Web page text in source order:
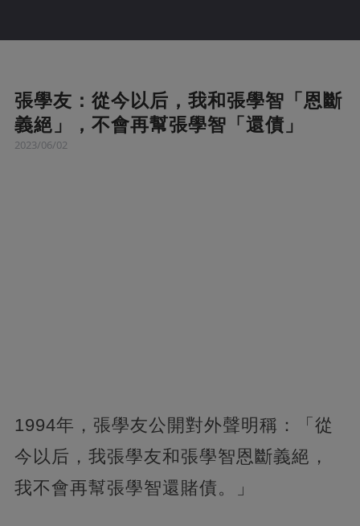
張學友：從今以后，我和張學智「恩斷
義絕」，不會再幫張學智「還債」
2023/06/02
1994年，張學友公開對外聲明稱：「從
今以后，我張學友和張學智恩斷義絕，
我不會再幫張學智還賭債。」